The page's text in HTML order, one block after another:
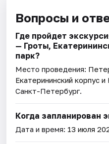
Вопросы и
Где пройдет
— Гроты,
парк?
Место проведения:
Екатерининский корпус
Санкт-Петербург.
Когда запланирован
Дата и время: 13 июля